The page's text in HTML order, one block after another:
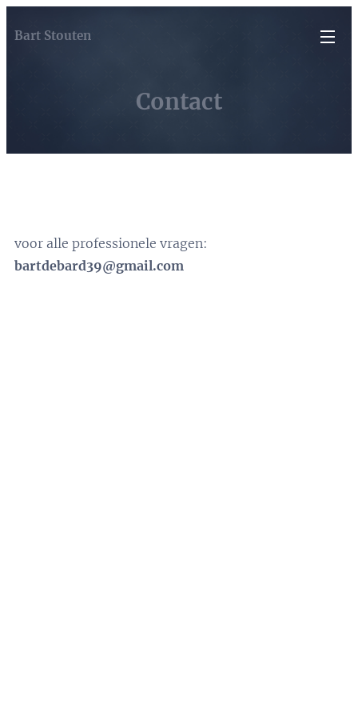
Bart Stouten
Contact
voor alle professionele vragen:
bartdebard39@gmail.com